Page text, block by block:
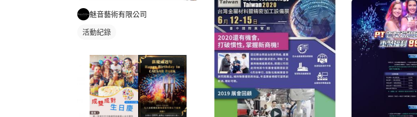
魅音藝術有限公司
活動紀錄